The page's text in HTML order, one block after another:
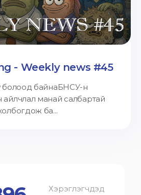
- Weekly news #45
болоод байнаБНСУ-н
айлчлал манай салбартай
ба...
Хэрэглэгчдэд